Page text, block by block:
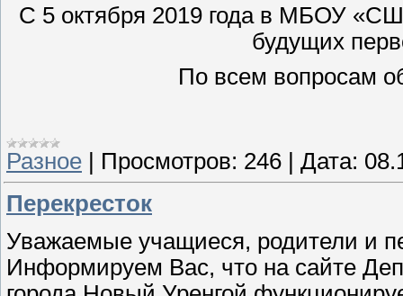
С 5 октября 2019 года в МБОУ «СШ
будущих
По всем вопросам
Разное | Просмотров: 246 | Дата:
Перекресток
Уважаемые учащиеся, родители и
Информируем Вас, что на сайте